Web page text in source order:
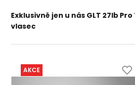
Exklusivně jen u nás GLT 27lb
vlasec
AKCE